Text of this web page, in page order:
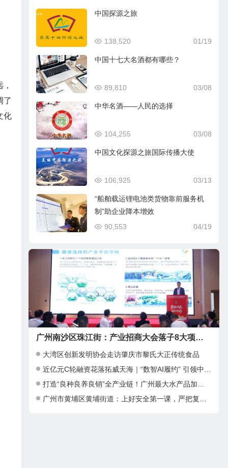
了
化
中国探源之旅
01/19
138,520
中国十七大名酒都有哪些？
03/08
89,810
中华名酒——人民的选择
03/08
104,255
中国文化探源之旅国际传播大使
03/13
106,925
“船舶载运锂电池类货物靠前服务机
制”助企业降本增效
04/19
90,553
广州南沙区珠江街：产业招商大会落子8大项目，邀湾区客商抢占“南沙站”红利
大湾区创新发明协会走访肇庆市黎氏大正传统食品
近亿元C轮融资花落拓威天海｜“数智AI履约” 引领中大件出海新基建
打造“良种良养良销”全产业链！广州最大水产品加工项目在南沙正式投产
广州市黄埔区黄埔街道：上好安全第一课，严把复工复产安全关